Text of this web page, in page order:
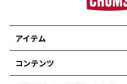
アイテム
コンテンツ